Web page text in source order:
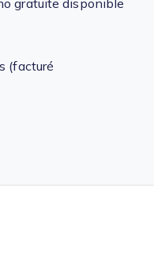
gratuite disponible
(facturé